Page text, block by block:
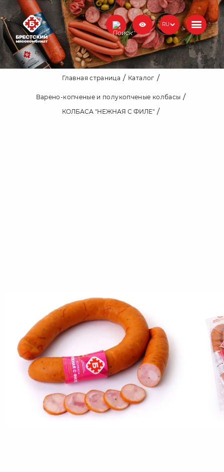
RU
Главная страница Каталог
Варено-копченые и полукопченые колбасы
КОЛБАСА "НЕЖНАЯ С ФИЛЕ"